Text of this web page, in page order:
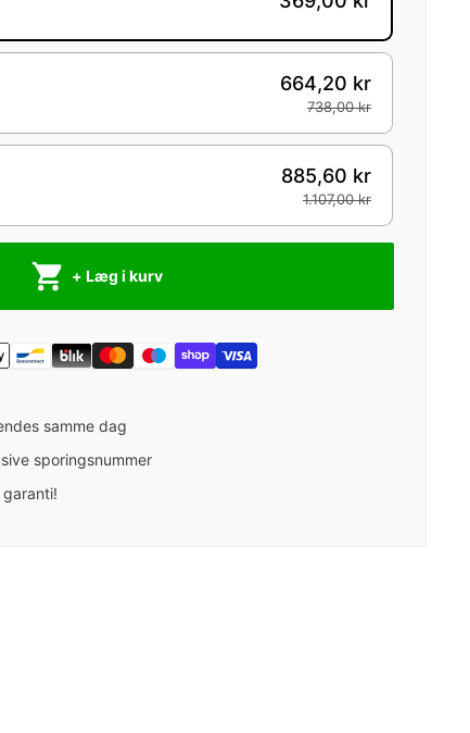
664,20 kr
738,00 kr
885,60 kr
1.107,00 kr
+ Læg i kurv
samme dag
sporingsnummer